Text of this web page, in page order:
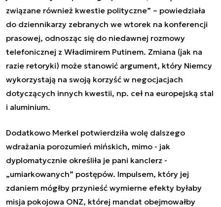
związane również kwestie polityczne” – powiedziała
do dziennikarzy zebranych we wtorek na konferencji
prasowej, odnosząc się do niedawnej rozmowy
telefonicznej z Władimirem Putinem. Zmiana (jak na
razie retoryki) może stanowić argument, który Niemcy
wykorzystają na swoją korzyść w negocjacjach
dotyczących innych kwestii, np. ceł na europejską stal
i aluminium.
Dodatkowo Merkel potwierdziła wolę dalszego
wdrażania porozumień mińskich, mimo - jak
dyplomatycznie określiła je pani kanclerz -
„umiarkowanych” postępów. Impulsem, który jej
zdaniem mógłby przynieść wymierne efekty byłaby
misja pokojowa ONZ, której mandat obejmowałby